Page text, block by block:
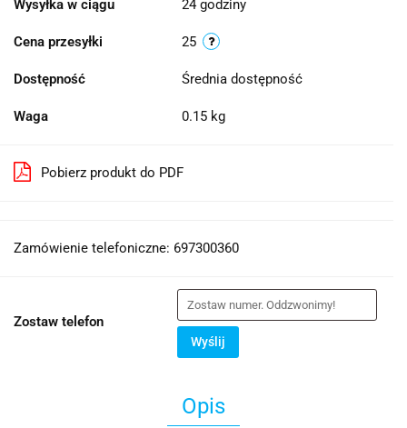
Wysyłka w ciągu 24 godziny
Cena przesyłki 25
Dostępność Średnia dostępność
Waga 0.15 kg
Pobierz produkt do PDF
Zamówienie telefoniczne: 697300360
Zostaw telefon
Wyślij
Opis